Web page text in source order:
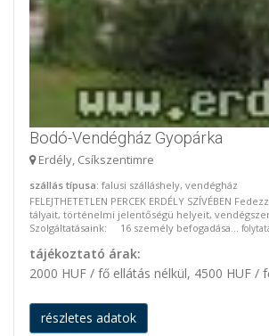
Bodó-Vendégház Gyopárka
Erdély, Csíkszentimre
szállás típusa: falusi szálláshely, vendégház
FELEJTHETETLEN PERCEK ERDÉLY SZÍVÉBEN
tályait, történelmi jelentőségü helyeit,
Szolgáltatásaink: 16 személy befogadása...
tájékoztató árak:
2000 HUF / fő ellátás nélkül, 4500 HUF /
részletes adatok